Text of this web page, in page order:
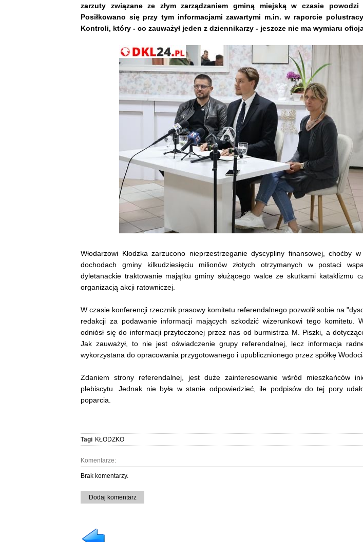
zarzuty związane ze złym zarządzaniem gminą miejską w czasie
Posiłkowano się przy tym informacjami zawartymi m.in. w raporcie
Kontroli, który - co zauważył jeden z dziennikarzy - jeszcze nie ma wymiaru
Włodarzowi Kłodzka zarzucono nieprzestrzeganie dyscypliny finansowej, choćby
dochodach gminy kilkudziesięciu milionów złotych otrzymanych w postaci
dyletanackie traktowanie majątku gminy służącego walce ze skutkami kataklizmu
organizacją akcji ratowniczej.
W czasie konferencji rzecznik prasowy komitetu referendalnego pozwolił sobie na
redakcji za podawanie informacji mających szkodzić wizerunkowi tego komitetu.
odniósł się do informacji przytoczonej przez nas od burmistrza M. Piszki, a
Jak zauważył, to nie jest oświadczenie grupy referendalnej, lecz informacja
wykorzystana do opracowania przygotowanego i upublicznionego przez spółkę
Zdaniem strony referendalnej, jest duże zainteresowanie wśród mieszkańców
plebiscytu. Jednak nie była w stanie odpowiedzieć, ile podpisów do tej pory
poparcia.
Tagi KŁODZKO
Komentarze:
Brak komentarzy.
Dodaj komentarz